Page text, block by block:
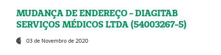
MUDANÇA DE ENDEREÇO - DIAGITAB
SERVIÇOS MÉDICOS LTDA (54003267-5)
03 de Novembro de 2020